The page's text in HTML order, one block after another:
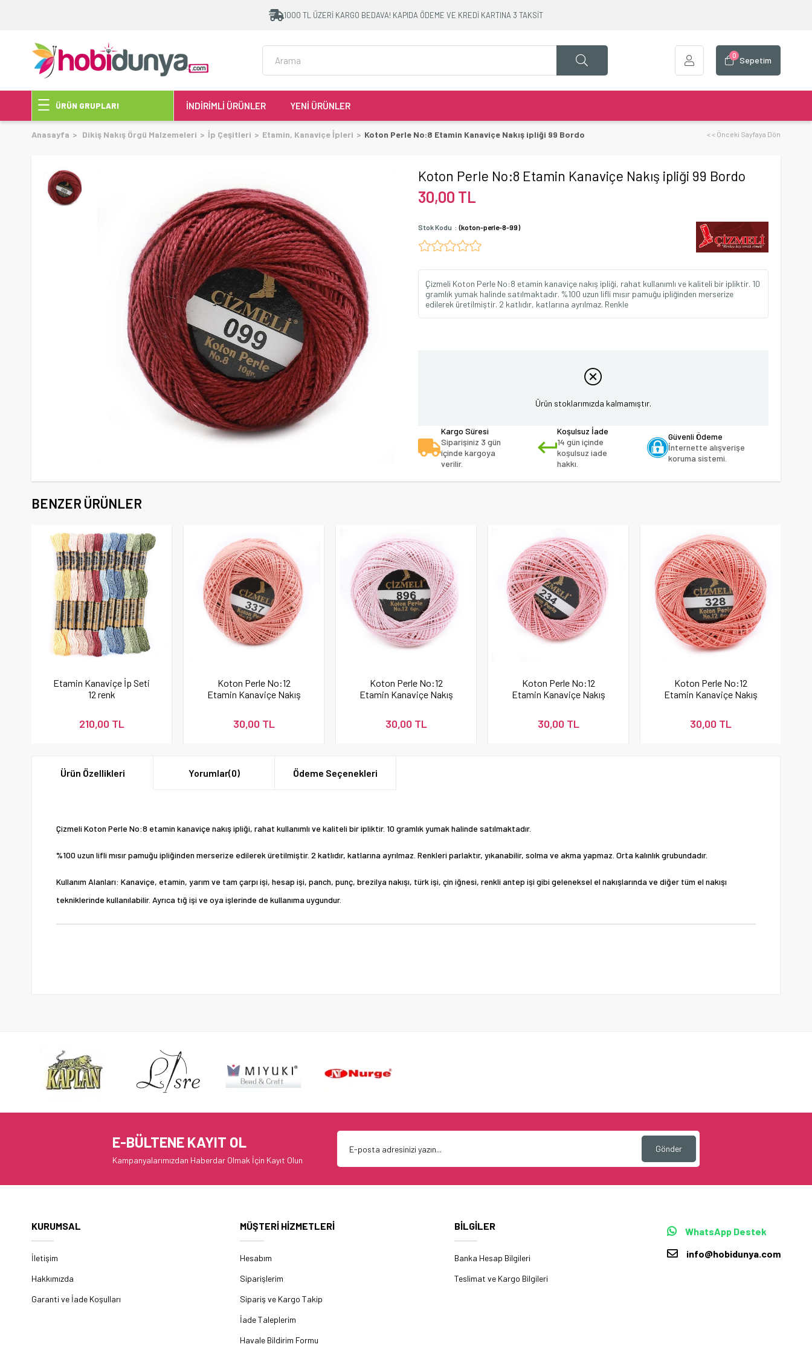
1000 TL ÜZERİ KARGO BEDAVA! KAPIDA ÖDEME VE KREDİ KARTINA 3 TAKSİT
Sepetim
0
ÜRÜN GRUPLARI İNDİRİMLİ ÜRÜNLER YENİ ÜRÜNLER
Anasayfa Dikiş Nakış Örgü Malzemeleri İp Çeşitleri Etamin, Kanaviçe İpleri Koton Perle No:8 Etamin Kanaviçe Nakış ipliği 99 Bordo < < Önceki Sayfaya Dön
Koton Perle No:8 Etamin Kanaviçe Nakış ipliği 99 Bordo
30,00 TL
Stok Kodu (koton-perle-8-99)
Çizmeli Koton Perle No:8 etamin kanaviçe nakış ipliği, rahat kullanımlı ve kaliteli bir ipliktir. 10
gramlık yumak halinde satılmaktadır. %100 uzun lifli mısır pamuğu ipliğinden merserize
edilerek üretilmiştir. 2 katlıdır, katlarına ayrılmaz. Renkle
Ürün stoklarımızda kalmamıştır.
Kargo Süresi
Siparişiniz 3 gün
içinde kargoya
verilir.
Koşulsuz İade
14 gün içinde
koşulsuz iade
hakkı.
Güvenli Ödeme
İnternette alışverişe
koruma sistemi.
BENZER ÜRÜNLER
Etamin Kanaviçe İp Seti
12 renk
210,00 TL
Koton Perle No:12
Etamin Kanaviçe Nakış
30,00 TL
Koton Perle No:12
Etamin Kanaviçe Nakış
30,00 TL
Koton Perle No:12
Etamin Kanaviçe Nakış
30,00 TL
Koton Perle No:12
Etamin Kanaviçe Nakış
30,00 TL
Ürün Özellikleri Yorumlar(0) Ödeme Seçenekleri
Çizmeli Koton Perle No:8 etamin kanaviçe nakış ipliği, rahat kullanımlı ve kaliteli bir ipliktir. 10 gramlık yumak halinde satılmaktadır.
%100 uzun lifli mısır pamuğu ipliğinden merserize edilerek üretilmiştir. 2 katlıdır, katlarına ayrılmaz. Renkleri parlaktır, yıkanabilir, solma ve akma yapmaz. Orta kalınlık grubundadır.
Kullanım Alanları: Kanaviçe, etamin, yarım ve tam çarpı işi, hesap işi, panch, punç, brezilya nakışı, türk işi, çin iğnesi, renkli antep işi gibi geleneksel el nakışlarında ve diğer tüm el nakışı
tekniklerinde kullanılabilir. Ayrıca tığ işi ve oya işlerinde de kullanıma uygundur.
E-BÜLTENE KAYIT OL
Kampanyalarımızdan Haberdar Olmak İçin Kayıt Olun
Gönder
KURUMSAL
İletişim
Hakkımızda
Garanti ve İade Koşulları
MÜŞTERİ HİZMETLERİ
Hesabım
Siparişlerim
Sipariş ve Kargo Takip
İade Taleplerim
Havale Bildirim Formu
BİLGİLER
Banka Hesap Bilgileri
Teslimat ve Kargo Bilgileri
WhatsApp Destek
info@hobidunya.com